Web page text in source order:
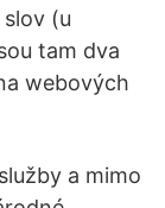
(u
tam dva
webových
a mimo